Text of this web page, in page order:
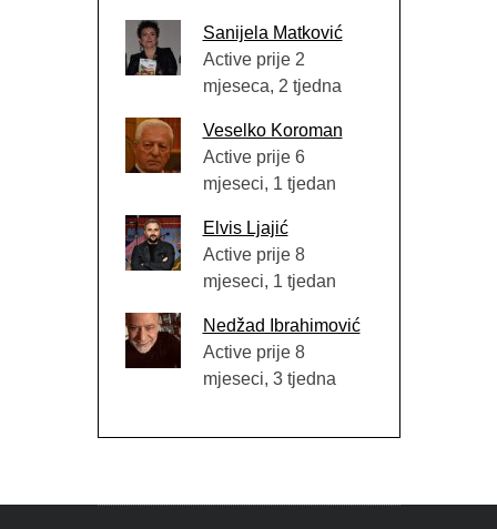
Sanijela Matković
Active prije 2
mjeseca, 2 tjedna
Veselko Koroman
Active prije 6
mjeseci, 1 tjedan
Elvis Ljajić
Active prije 8
mjeseci, 1 tjedan
Nedžad Ibrahimović
Active prije 8
mjeseci, 3 tjedna